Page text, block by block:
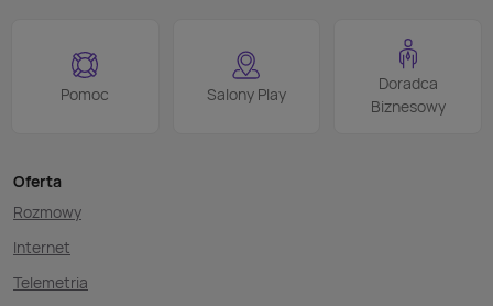
Pomoc Salony Play
Doradca
Biznesowy
Oferta
Rozmowy
Internet
Telemetria